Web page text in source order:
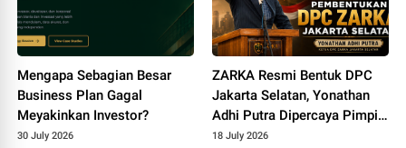
Mengapa Sebagian Besar
Business Plan Gagal
Meyakinkan Investor?
30 July 2026
ZARKA Resmi Bentuk DPC
Jakarta Selatan, Yonathan
Adhi Putra Dipercaya Pimpin
Gerakan Kontrol Sosial
18 July 2026